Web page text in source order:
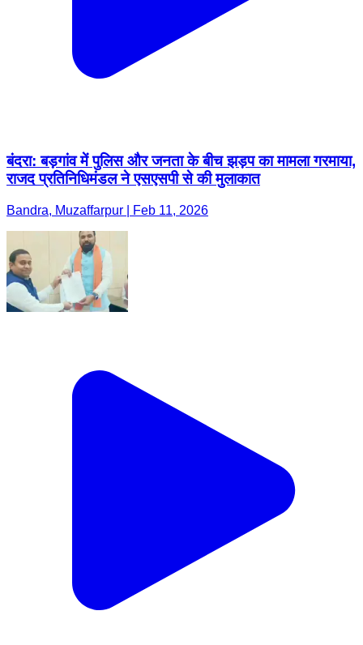
बंदरा: बड़गांव में पुलिस और जनता के बीच झड़प का मामला गरमाया,
राजद प्रतिनिधिमंडल ने एसएसपी से की मुलाकात
Bandra, Muzaffarpur | Feb 11, 2026